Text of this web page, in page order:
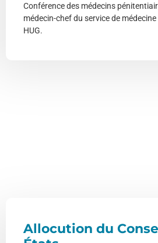
Conférence des médecins
médecin-chef du service de
HUG.
Allocution du